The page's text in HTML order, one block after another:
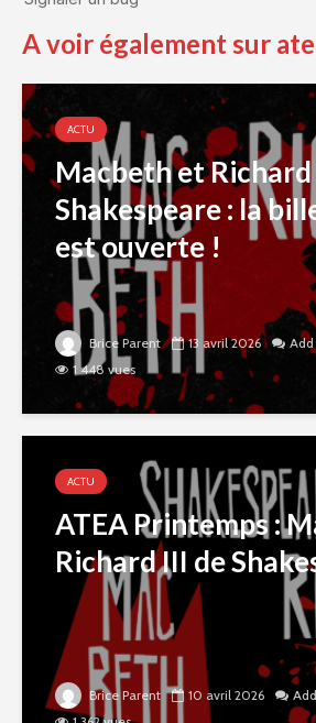
A voir également sur
ACTU
Macbeth et Richard
Shakespeare : la
est ouverte !
Brice Parent 13 avril 2026
1 448 vues
ACTU
ATEA Printemps :
Richard III de
Brice Parent 10 avril 2026